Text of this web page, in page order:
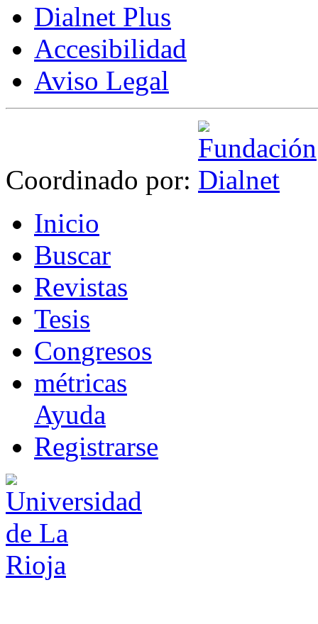
Dialnet Plus
Accesibilidad
Aviso Legal
Coordinado por:
Inicio
Buscar
Revistas
Tesis
Congresos
métricas
Ayuda
Registrarse